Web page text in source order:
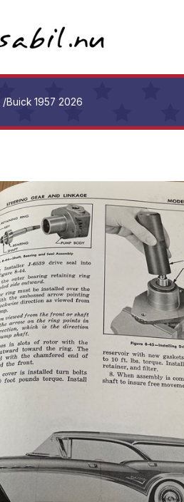
/Buick 1957 2026